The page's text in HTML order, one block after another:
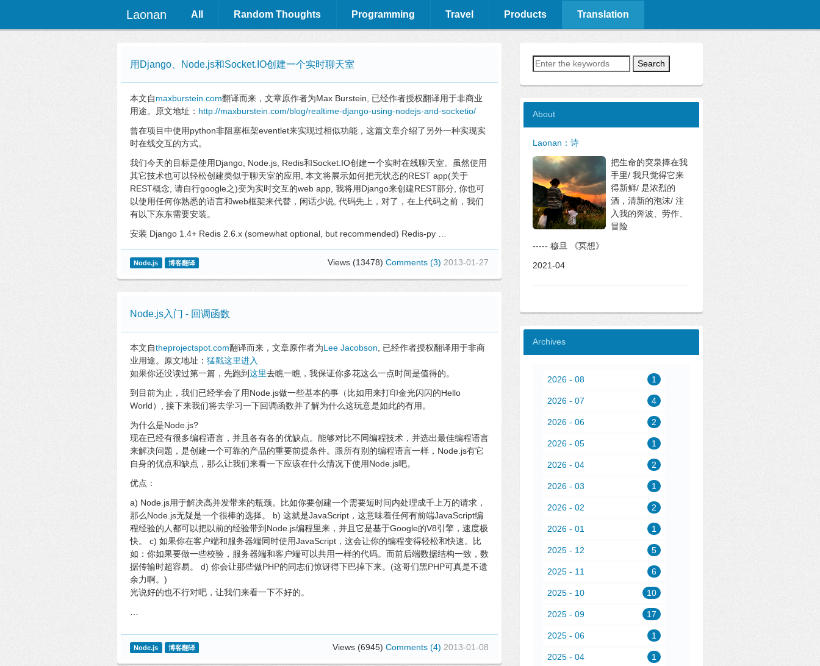
Laonan All Random Thoughts Programming Travel Products Translation
用Django、Node.js和Socket.IO创建一个实时聊天室
本文自maxburstein.com翻译而来，文章原作者为Max Burstein, 已经作者授权翻译用于非商业
用途。原文地址： http://maxburstein.com/blog/realtime-django-using-nodejs-and-socketio/
曾在项目中使用python非阻塞框架eventlet来实现过相似功能，这篇文章介绍了另外一种实现实
时在线交互的方式。
我们今天的目标是使用Django, Node.js, Redis和Socket.IO创建一个实时在线聊天室。虽然使用
其它技术也可以轻松创建类似于聊天室的应用, 本文将展示如何把无状态的REST app(关于
REST概念, 请自行google之)变为实时交互的web app, 我将用Django来创建REST部分, 你也可
以使用任何你熟悉的语言和web框架来代替，闲话少说, 代码先上，对了，在上代码之前，我们
有以下东东需要安装。
安装 Django 1.4+ Redis 2.6.x (somewhat optional, but recommended) Redis-py …
Node.js 博客翻译 Views (13478) Comments (3) 2013-01-27
Node.js入门 - 回调函数
本文自theprojectspot.com翻译而来，文章原作者为Lee Jacobson , 已经作者授权翻译用于非商
业用途。原文地址： 猛戳这里进入
如果你还没读过第一篇，先跑到这里去瞧一瞧，我保证你多花这么一点时间是值得的。
到目前为止，我们已经学会了用Node.js做一些基本的事（比如用来打印金光闪闪的Hello
World）, 接下来我们将去学习一下回调函数并了解为什么这玩意是如此的有用。
为什么是Node.js?
现在已经有很多编程语言，并且各有各的优缺点。能够对比不同编程技术，并选出最佳编程语言
来解决问题，是创建一个可靠的产品的重要前提条件。跟所有别的编程语言一样，Node.js有它
自身的优点和缺点，那么让我们来看一下应该在什么情况下使用Node.js吧。
优点：
a) Node.js用于解决高并发带来的瓶颈。比如你要创建一个需要短时间内处理成千上万的请求，
那么Node.js无疑是一个很棒的选择。 b) 这就是JavaScript，这意味着任何有前端JavaScript编
程经验的人都可以把以前的经验带到Node.js编程里来，并且它是基于Google的V8引擎，速度极
快。 c) 如果你在客户端和服务器端同时使用JavaScript，这会让你的编程变得轻松和快速。比
如：你如果要做一些校验，服务器端和客户端可以共用一样的代码。而前后端数据结构一致，数
据传输时超容易。 d) 你会让那些做PHP的同志们惊讶得下巴掉下来。(这哥们黑PHP可真是不遗
余力啊。)
光说好的也不行对吧，让我们来看一下不好的。
Node.js 博客翻译 Views (6945) Comments (4) 2013-01-08
Search
About
Laonan：诗
把生命的突泉捧在我
手里/ 我只觉得它来
得新鲜/ 是浓烈的
酒，清新的泡沫/ 注
入我的奔波、劳作、
冒险
----- 穆旦 《冥想》
2021-04
Archives
2026 - 08 1
2026 - 07 4
2026 - 06 2
2026 - 05 1
2026 - 04 2
2026 - 03 1
2026 - 02 2
2026 - 01 1
2025 - 12 5
2025 - 11 6
2025 - 10 10
2025 - 09 17
2025 - 06 1
2025 - 04 1